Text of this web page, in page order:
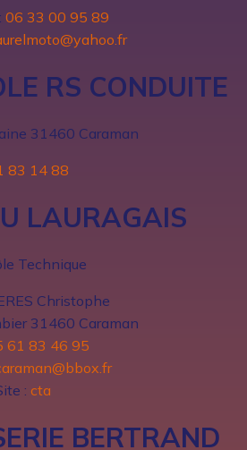
06 33 00 95 89
RS CONDUITE
31460 Caraman
83 14 88
LAURAGAIS
Technique
Christophe
31460 Caraman
61 83 46 95
: cta
BERTRAND